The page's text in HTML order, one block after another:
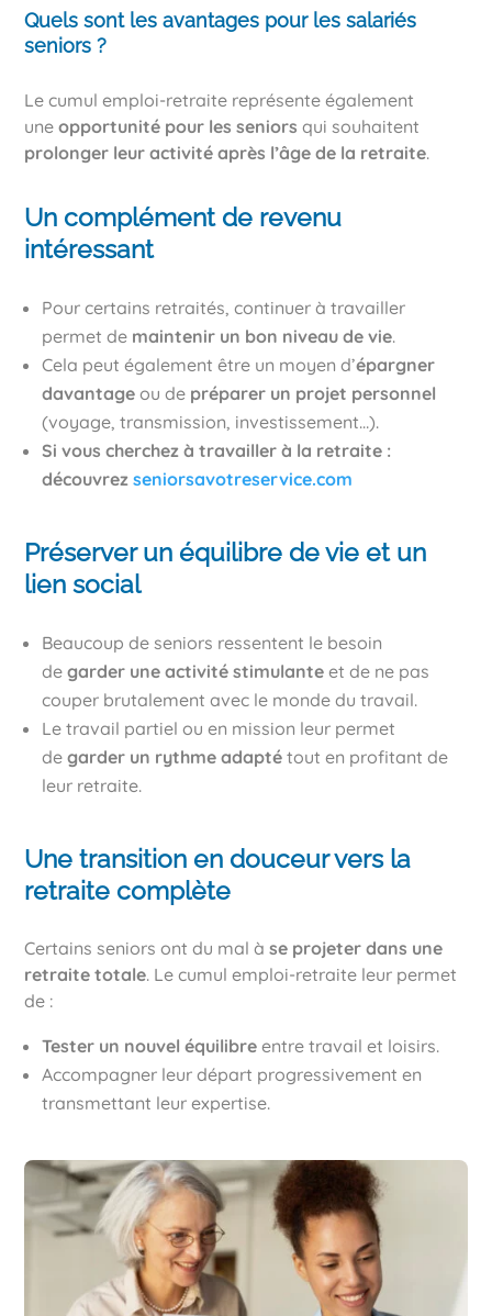
Quels sont les avantages pour les salariés
seniors ?
Le cumul emploi-retraite représente également
uneopportunité pour les seniors qui souhaitent
prolonger leur activité après l’âge de la retraite.
Un complément de revenu
intéressant
Pour certains retraités, continuer à travailler
permet de maintenir un bon niveau de vie.
Cela peut également être un moyen d’épargner
davantage ou de préparer un projet personnel
(voyage, transmission, investissement…).
Si vous cherchez à travailler à la retraite :
découvrezseniorsavotreservice.com
Préserver un équilibre de vie et un
lien social
Beaucoup de seniors ressentent le besoin
degarder une activité stimulante et de ne pas
couper brutalement avec le monde du travail.
Le travail partiel ou en mission leur permet
degarder un rythme adapté tout en profitant de
leur retraite.
Une transition en douceur vers la
retraite complète
Certains seniors ont du mal àse projeter dans une
retraite totale. Le cumul emploi-retraite leur permet
de :
Tester un nouvel équilibre entre travail et loisirs.
Accompagner leur départ progressivement en
transmettant leur expertise.